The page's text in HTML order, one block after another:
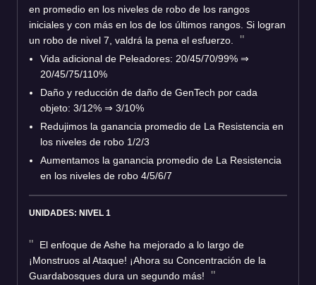
en promedio en los niveles de robo de los rangos
iniciales y con más en los de los últimos rangos. Si logran
un robo de nivel 7, valdrá la pena el esfuerzo.
Vida adicional de Peleadores: 20/45/70/99% ⇒
20/45/75/110%
Daño y reducción de daño de GenTech por cada
objeto: 3/12% ⇒ 3/10%
Redujimos la ganancia promedio de La Resistencia en
los niveles de robo 1/2/3
Aumentamos la ganancia promedio de La Resistencia
en los niveles de robo 4/5/6/7
UNIDADES: NIVEL 1
El enfoque de Ashe ha mejorado a lo largo de
¡Monstruos al Ataque! ¡Ahora su Concentración de la
Guardabosques dura un segundo más!